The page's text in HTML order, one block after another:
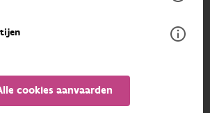
cookies aanvaarden